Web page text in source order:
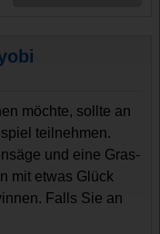
möchte, sollte an
teilnehmen.
und eine Gras-
mit etwas Glück
Falls Sie an